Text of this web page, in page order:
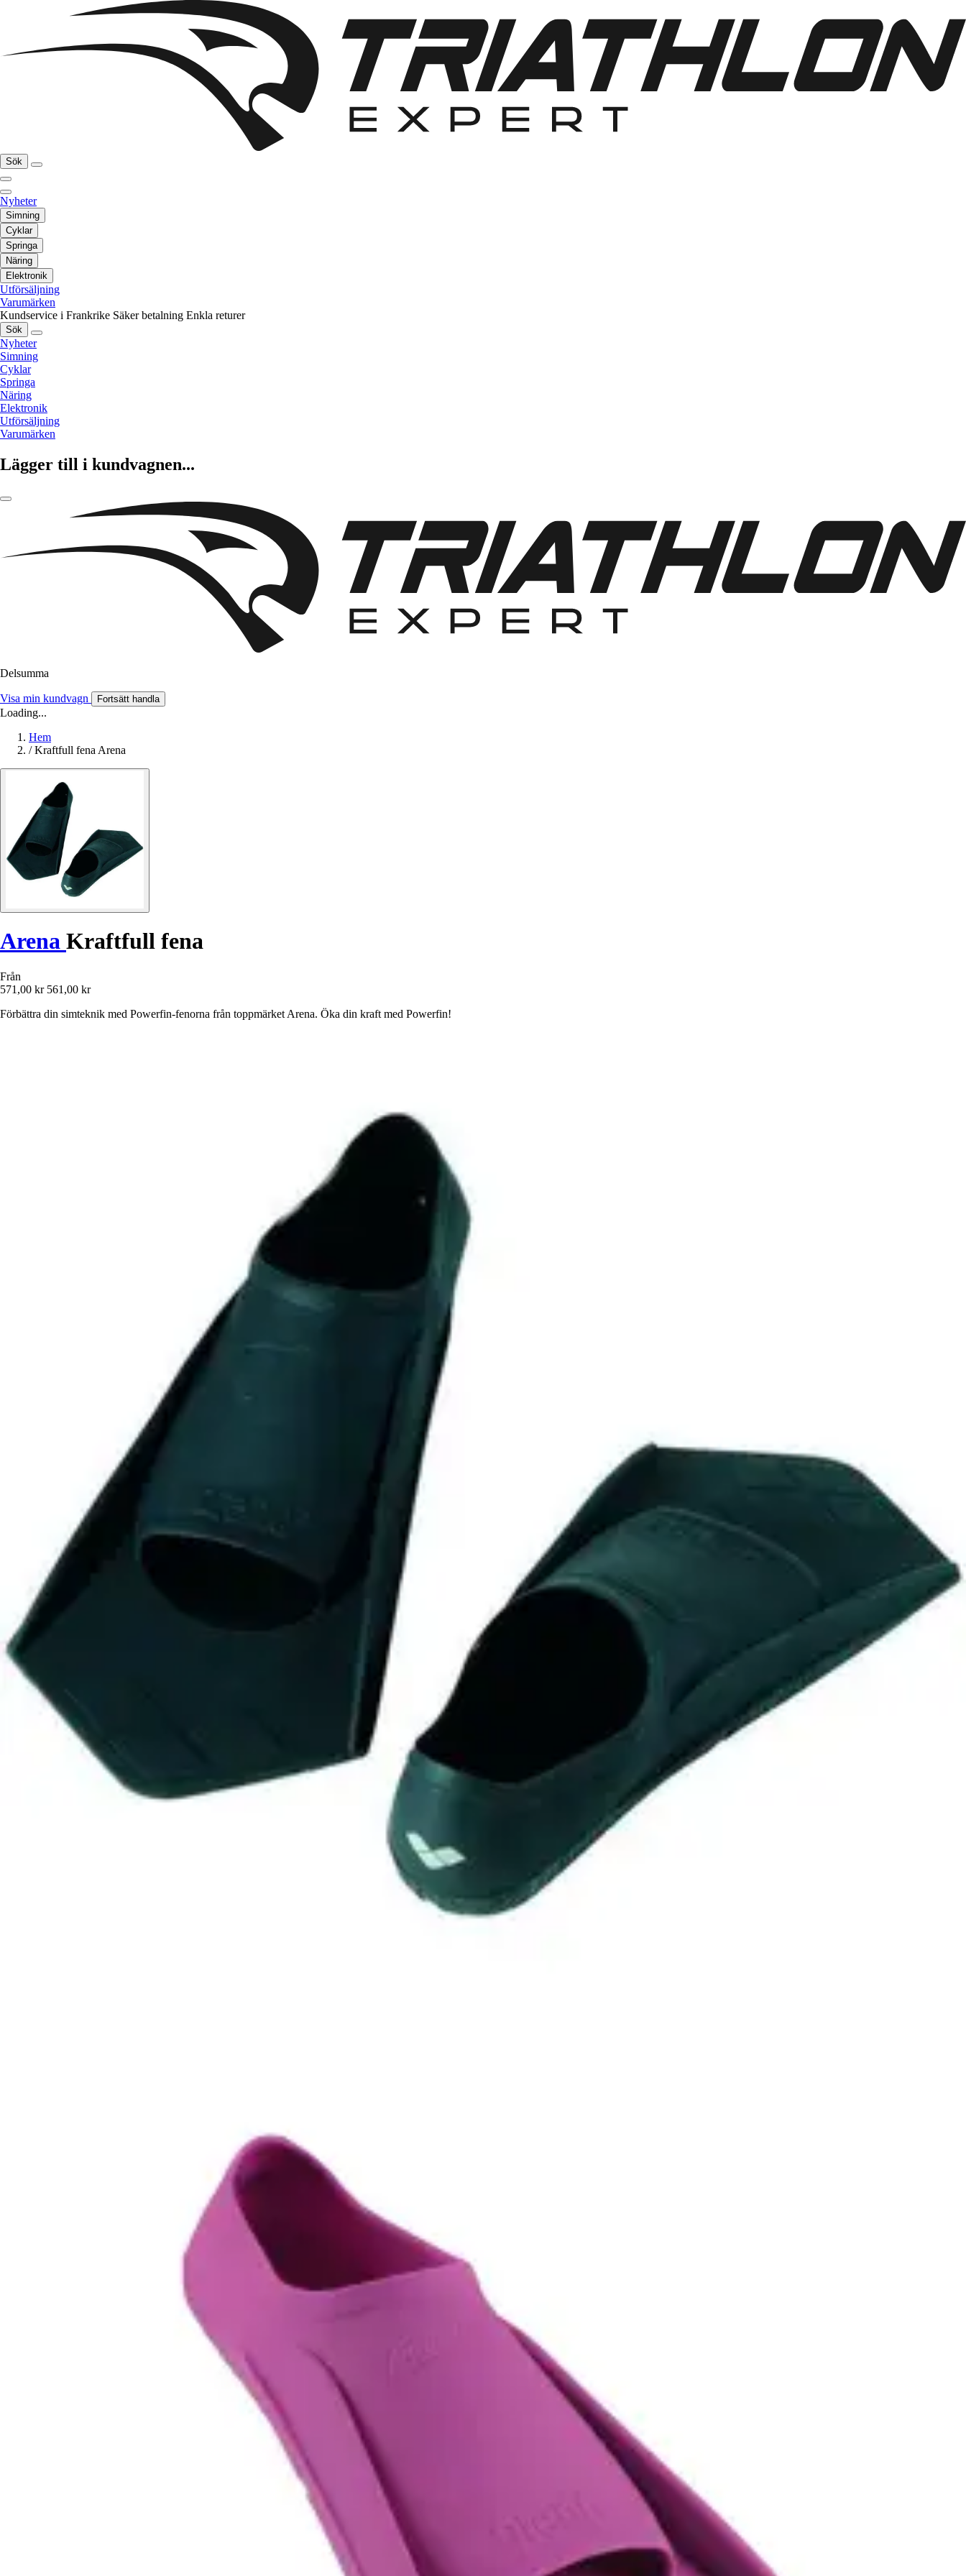
Sök
Nyheter
Simning
Cyklar
Springa
Näring
Elektronik
Utförsäljning
Varumärken
Kundservice i Frankrike Säker betalning Enkla returer
Sök
Nyheter
Simning
Cyklar
Springa
Näring
Elektronik
Utförsäljning
Varumärken
Lägger till i kundvagnen...
Delsumma
Visa min kundvagn Fortsätt handla
Loading...
Hem
/ Kraftfull fena Arena
Arena Kraftfull fena
Från
571,00 kr 561,00 kr
Förbättra din simteknik med Powerfin-fenorna från toppmärket Arena. Öka din kraft med Powerfin!